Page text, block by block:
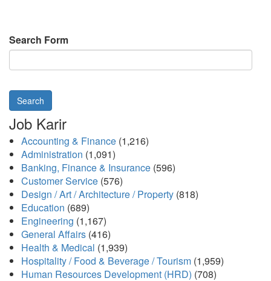
Search Form
Search
Job Karir
Accounting & Finance (1,216)
Administration (1,091)
Banking, Finance & Insurance (596)
Customer Service (576)
Design / Art / Architecture / Property (818)
Education (689)
Engineering (1,167)
General Affairs (416)
Health & Medical (1,939)
Hospitality / Food & Beverage / Tourism (1,959)
Human Resources Development (HRD) (708)